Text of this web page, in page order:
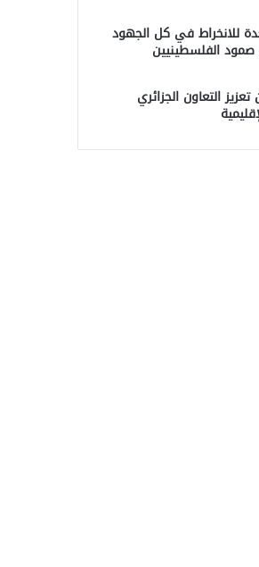
للانخراط في كل الجهود
الفلسطينيين
التعاون الجزائري